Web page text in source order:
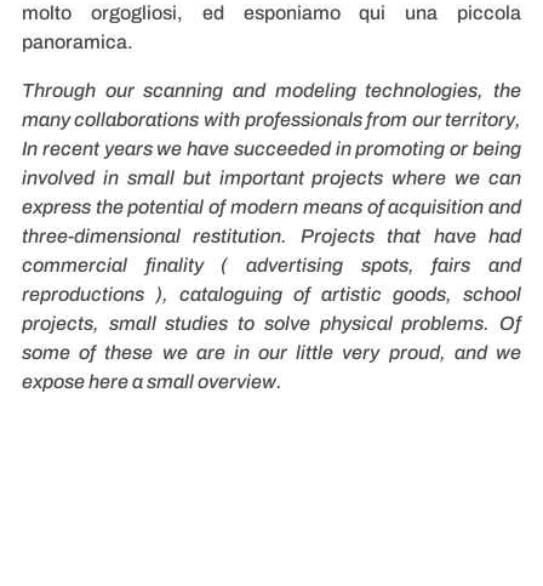
molto orgogliosi, ed esponiamo qui una piccola
panoramica.
Through our scanning and modeling technologies, the
many collaborations with professionals from our territory,
In recent years we have succeeded in promoting or being
involved in small but important projects where we can
express the potential of modern means of acquisition and
three-dimensional restitution.
Projects that have had
commercial finality ( advertising spots, fairs and
reproductions ), cataloguing of artistic goods, school
projects, small studies to solve physical problems.
Of
some of these we are in our little very proud, and we
expose here a small overview.